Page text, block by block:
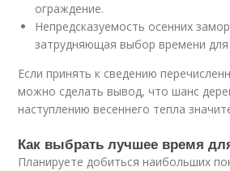
ограждение.
Непредсказуемость осенних
затрудняющая выбор времени для
Если принять к сведению
можно сделать вывод, что шанс
наступлению весеннего тепла
Как выбрать лучшее время
Планируете добиться наибольших